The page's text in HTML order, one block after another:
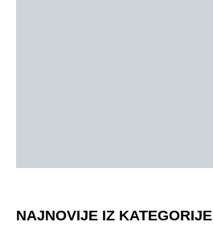
NAJNOVIJE IZ KATEGORIJE